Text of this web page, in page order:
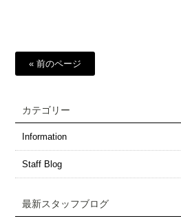
« 前のページ
カテゴリー
Information
Staff Blog
最新スタッフブログ